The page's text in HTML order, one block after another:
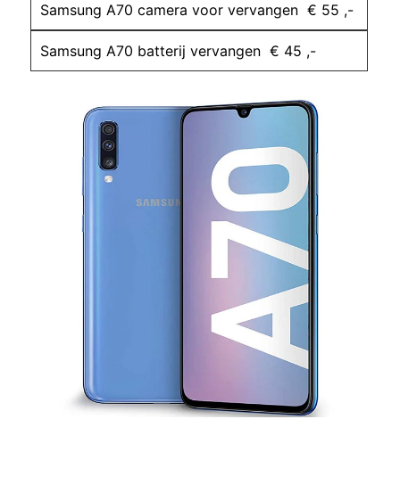
Samsung A70 camera voor vervangen € 55 ,-
Samsung A70 batterij vervangen € 45 ,-